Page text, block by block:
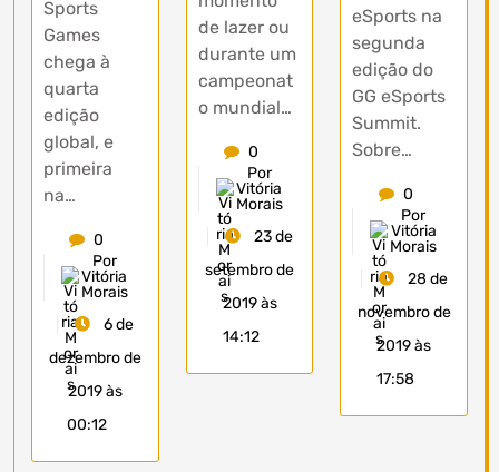
Sports
Games
chega à
quarta
edição
global, e
primeira
na…
0
Por
Vitória
Morais
6 de
dezembro de
2019 às
00:12
de lazer ou
durante um
campeonat
o mundial…
0
Por
Vitória
Morais
23 de
setembro de
2019 às
14:12
eSports na
segunda
edição do
GG eSports
Summit.
Sobre…
0
Por
Vitória
Morais
28 de
novembro de
2019 às
17:58